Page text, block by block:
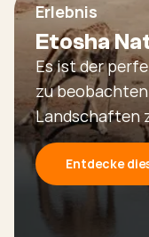
Erlebnis
Etosha
Es ist der
zu
Landschaften
Entdecke